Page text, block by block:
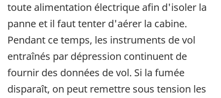
toute alimentation électrique afin d'isoler la
panne et il faut tenter d'aérer la cabine.
Pendant ce temps, les instruments de vol
entraînés par dépression continuent de
fournir des données de vol. Si la fumée
disparaît, on peut remettre sous tension les